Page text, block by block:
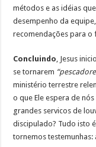
métodos e as idéias
desempenho da
recomendações para o
Concluindo , Jesus
se tornarem
ministério terrestre
o que Ele espera de
grandes servicos de
discipulado? Tudo isto
tornemos